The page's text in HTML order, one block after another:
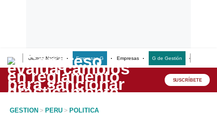
Últimas Noticias Empresas G Empresas G de Gestión
Lo último
Peru Quiosco SUSCRÍBETE
GESTION > PERU > POLITICA